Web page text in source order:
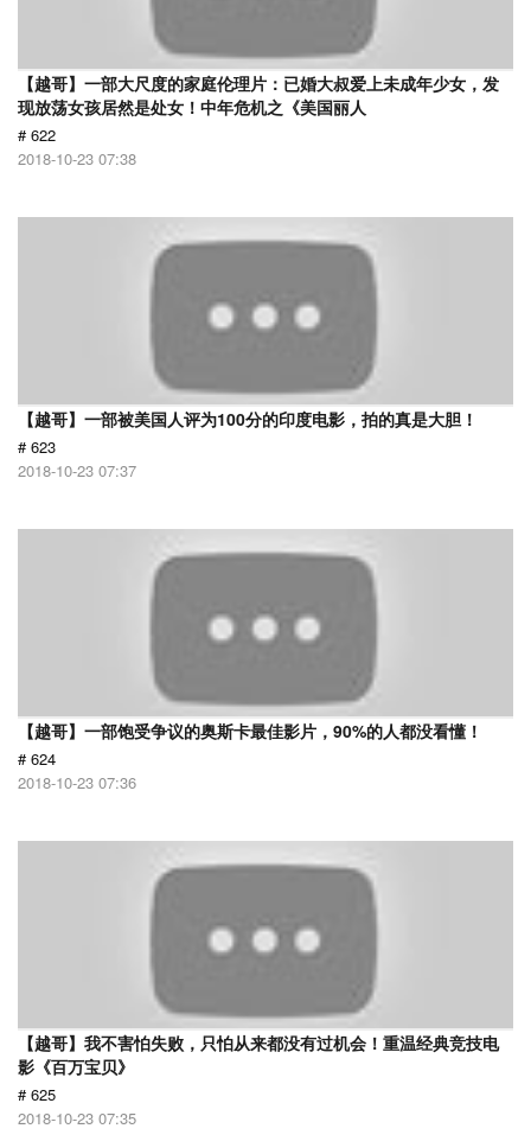
【越哥】一部大尺度的家庭伦理片：已婚大叔爱上未成年少女，发
现放荡女孩居然是处女！中年危机之《美国丽人
# 622
2018-10-23 07:38
【越哥】一部被美国人评为100分的印度电影，拍的真是大胆！
# 623
2018-10-23 07:37
【越哥】一部饱受争议的奥斯卡最佳影片，90%的人都没看懂！
# 624
2018-10-23 07:36
【越哥】我不害怕失败，只怕从来都没有过机会！重温经典竞技电
影《百万宝贝》
# 625
2018-10-23 07:35